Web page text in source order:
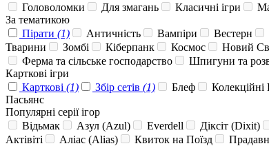
Головоломки
Для змагань Класичні ігри
За тематикою
Пірати (1) Античність Вампіри Вестерн
Тварини
Зомбі Кіберпанк Космос Новий
Ферма та сільське господарство
Шпигуни та
Карткові ігри
Карткові (1) Збір сетів (1) Блеф Колекційні
Пасьянс
Популярні серії ігор
Відьмак
Азул (Azul) Everdell Діксіт (Dixit)
Актівіті
Аліас (Alias) Квиток на Поїзд